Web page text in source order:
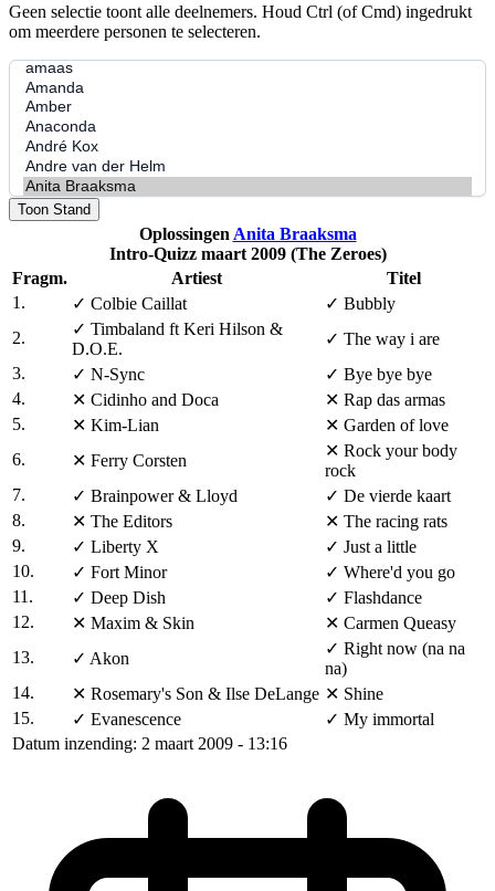
Geen selectie toont alle deelnemers. Houd Ctrl (of Cmd) ingedrukt
om meerdere personen te selecteren.
Toon Stand
Oplossingen Anita Braaksma
Intro-Quizz maart 2009 (The Zeroes)
Fragm.
Artiest
Titel
1.
✓ Colbie Caillat ✓ Bubbly
2.
✓ Timbaland ft Keri Hilson &
D.O.E.
✓ The way i are
3.
✓ N-Sync ✓ Bye bye bye
4.
✕ Cidinho and Doca ✕ Rap das armas
5.
✕ Kim-Lian ✕ Garden of love
6.
✕ Ferry Corsten
✕ Rock your body
rock
7.
✓ Brainpower & Lloyd ✓ De vierde kaart
8.
✕ The Editors ✕ The racing rats
9.
✓ Liberty X ✓ Just a little
10.
✓ Fort Minor ✓ Where'd you go
11.
✓ Deep Dish ✓ Flashdance
12.
✕ Maxim & Skin ✕ Carmen Queasy
13.
✓ Akon
✓ Right now (na na
na)
14.
✕ Rosemary's Son & Ilse DeLange ✕ Shine
15.
✓ Evanescence ✓ My immortal
Datum inzending: 2 maart 2009 - 13:16